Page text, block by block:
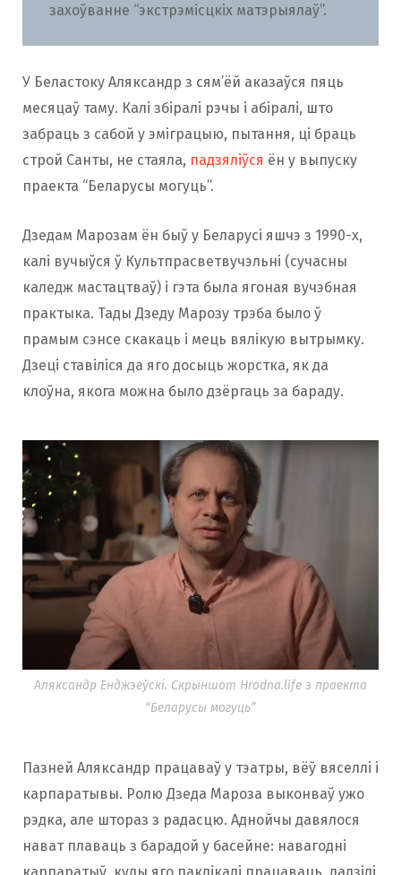
захоўванне “экстрэмісцкіх матэрыялаў”.
У Беластоку Аляксандр з сям’ёй аказаўся пяць
месяцаў таму. Калі збіралі рэчы і абіралі, што
забраць з сабой у эміграцыю, пытання, ці браць
строй Санты, не стаяла, падзяліўся ён у выпуску
праекта “Беларусы могуць”.
Дзедам Марозам ён быў у Беларусі яшчэ з 1990-х,
калі вучыўся ў Культпрасветвучэльні (сучасны
каледж мастацтваў) і гэта была ягоная вучэбная
практыка. Тады Дзеду Марозу трэба было ў
прамым сэнсе скакаць і мець вялікую вытрымку.
Дзеці ставіліся да яго досыць жорстка, як да
клоўна, якога можна было дзёргаць за бараду.
Аляксандр Енджэеўскі. Скрыншот Hrodna.life з праекта
“Беларусы могуць”
Пазней Аляксандр працаваў у тэатры, вёў вяселлі і
карпаратывы. Ролю Дзеда Мароза выконваў ужо
рэдка, але штораз з радасцю. Аднойчы давялося
нават плаваць з барадой у басейне: навагодні